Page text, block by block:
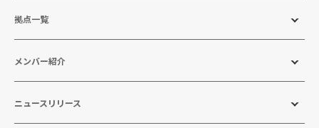
拠点一覧
メンバー紹介
ニュースリリース